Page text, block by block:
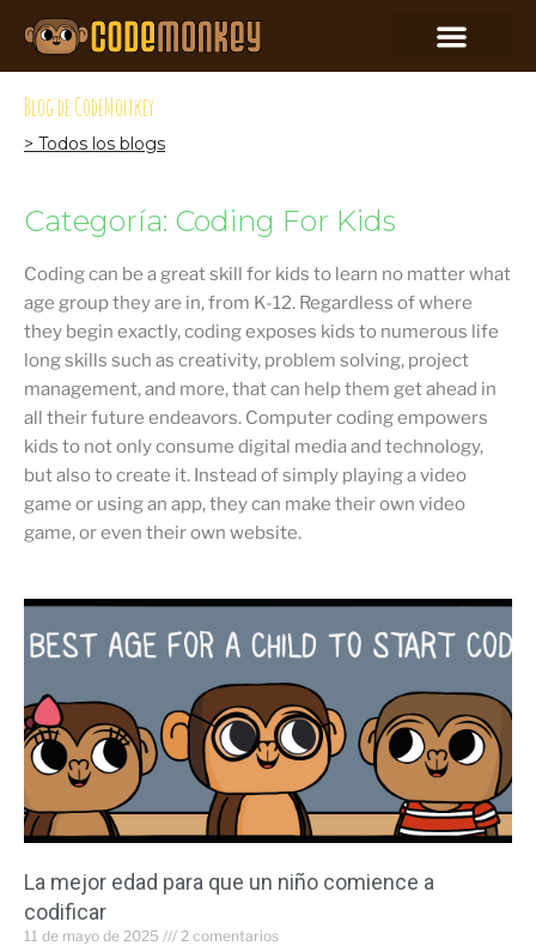
Blog de CodeMonkey
> Todos los blogs
Categoría: Coding For Kids
Coding can be a great skill for kids to learn no matter what
age group they are in, from K-12. Regardless of where
they begin exactly, coding exposes kids to numerous life
long skills such as creativity, problem solving, project
management, and more, that can help them get ahead in
all their future endeavors. Computer coding empowers
kids to not only consume digital media and technology,
but also to create it. Instead of simply playing a video
game or using an app, they can make their own video
game, or even their own website.
La mejor edad para que un niño comience a
codificar
11 de mayo de 2025 2 comentarios